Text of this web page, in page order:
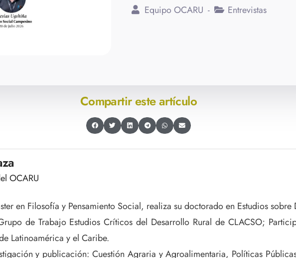
Equipo OCARU Entrevistas
Compartir este artículo
OCARU
en Filosofía y Pensamiento Social, realiza su doctorado en Estudios
de Trabajo Estudios Críticos del Desarrollo Rural de CLACSO;
Latinoamérica y el Caribe.
y publicación: Cuestión Agraria y Agroalimentaria, Políticas